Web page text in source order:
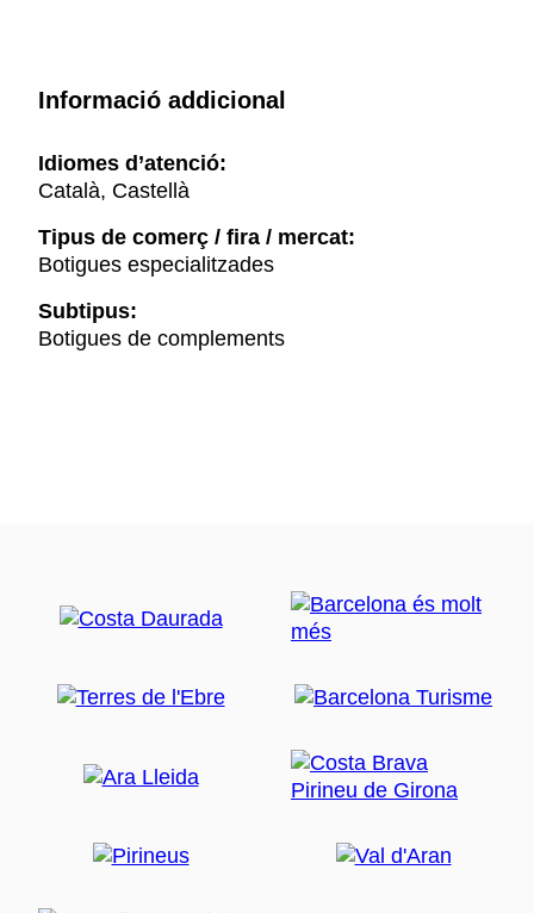
Informació addicional
Idiomes d’atenció:
Català, Castellà
Tipus de comerç / fira / mercat:
Botigues especialitzades
Subtipus:
Botigues de complements